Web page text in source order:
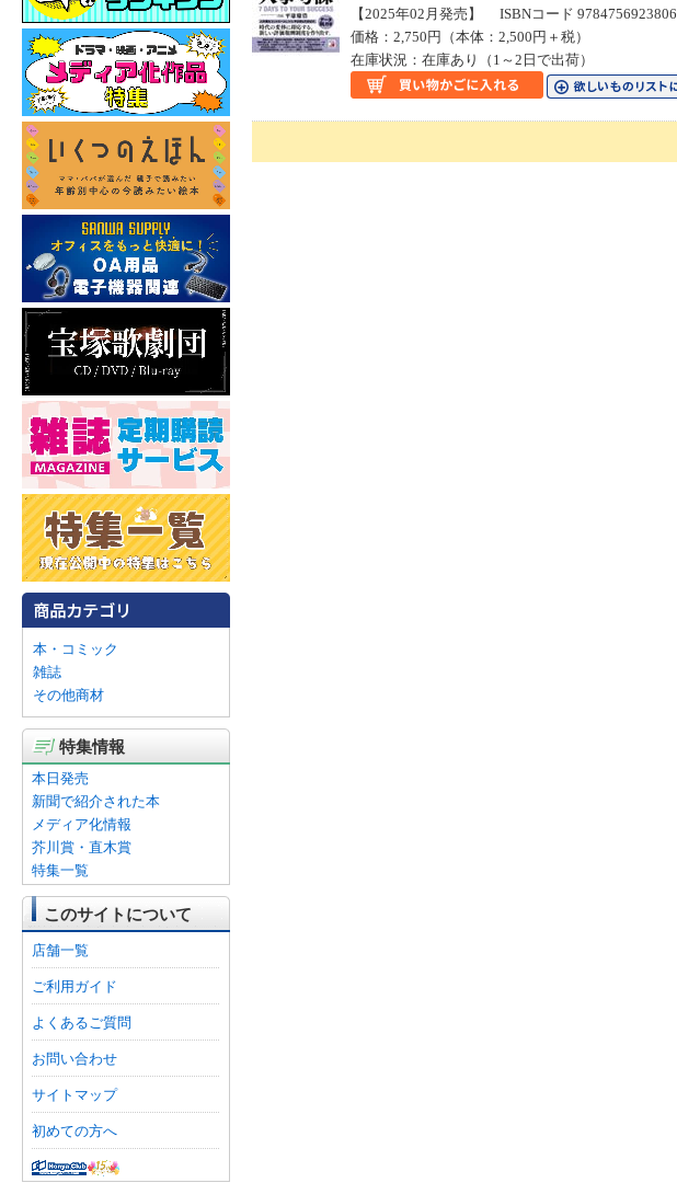
本・コミック
雑誌
その他商材
特集情報
本日発売
新聞で紹介された本
メディア化情報
芥川賞・直木賞
特集一覧
このサイトについて
店舗一覧
ご利用ガイド
よくあるご質問
お問い合わせ
サイトマップ
初めての方へ
【2025年02月発売】 ISBNコード 9784756923806
価格：2,750円（本体：2,500円＋税）
在庫状況：在庫あり（1～2日で出荷）